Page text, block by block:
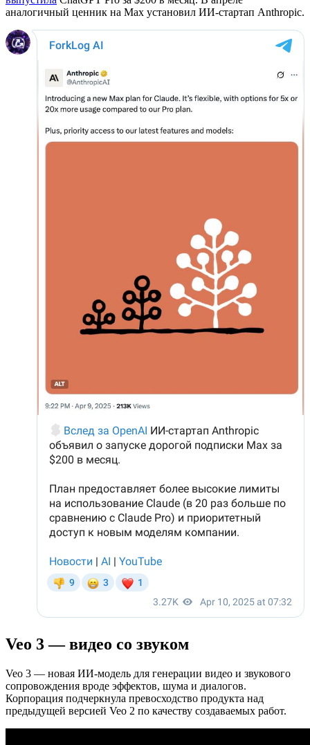
аналогичный ценник на Max установил ИИ-стартап Anthropic.
Veo 3 — видео со звуком
Veo 3 — новая ИИ-модель для генерации видео и звукового
сопровождения вроде эффектов, шума и диалогов.
Корпорация подчеркнула превосходство продукта над
предыдущей версией Veo 2 по качеству создаваемых работ.